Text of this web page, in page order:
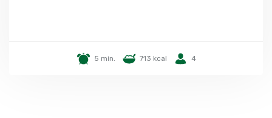
5 min. 713 kcal 4